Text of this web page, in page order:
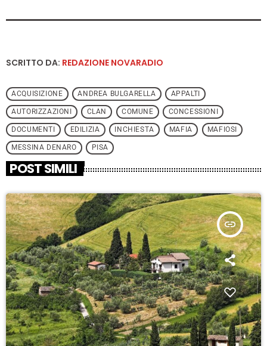
SCRITTO DA: REDAZIONE NOVARADIO
ACQUISIZIONE ANDREA BULGARELLA APPALTI
AUTORIZZAZIONI CLAN COMUNE CONCESSIONI
DOCUMENTI EDILIZIA INCHIESTA MAFIA MAFIOSI
MESSINA DENARO PISA
POST SIMILI
insert_link